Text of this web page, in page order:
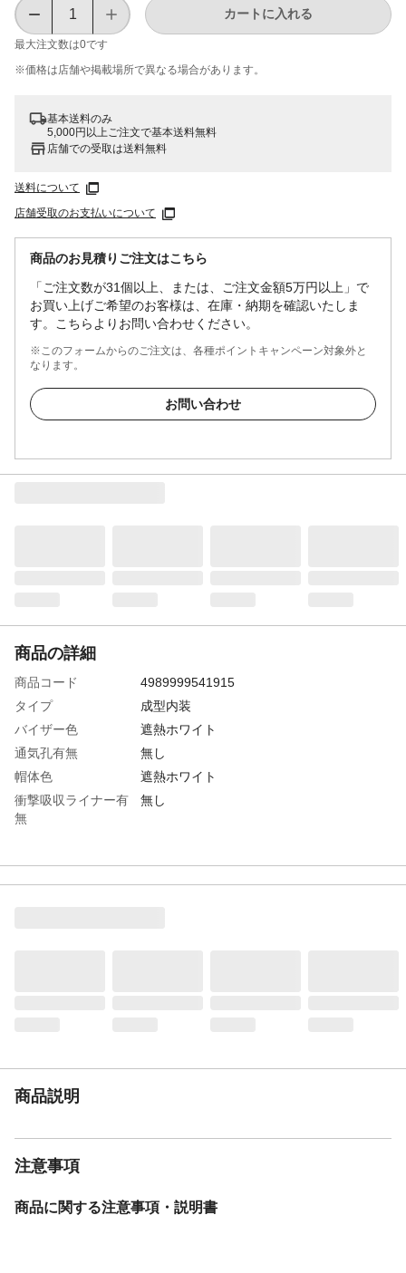
最大注文数は0です
カートに入れる
※価格は​店舗や​掲載場所で​異なる​場合が​あります。
基本送料のみ
5,000円以上ご注文で基本送料無料
店舗での受取は送料無料
送料について
店舗受取のお支払いについて
商品のお見積りご注文はこちら
「ご注文数が31個以上、または、ご注文金額5万円以上」で
お買い上げご希望のお客様は、在庫・納期を確認いたしま
す。こちらよりお問い合わせください。
※このフォームからのご注文は、各種ポイントキャンペーン対象外と
なります。
お問い合わせ
商品の詳細
商品コード
4989999541915
タイプ
成型内装
バイザー色
遮熱ホワイト
通気孔有無
無し
帽体色
遮熱ホワイト
衝撃吸収ライナー有
無
無し
墜落時保護用
×
生産国
日本
商品説明
注意事項
商品に関する注意事項・説明書